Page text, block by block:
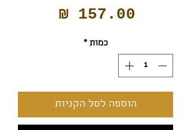
מחיר
כמות *
הוספה לסל הקניות